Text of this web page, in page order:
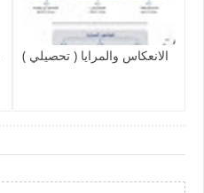
الانعكاس والمرايا ( تحصيلي )